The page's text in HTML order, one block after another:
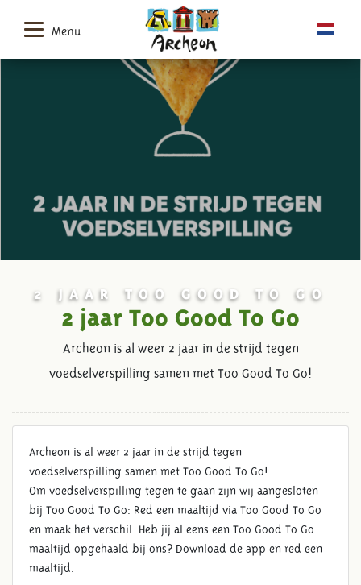
Menu
2 JAAR TOO GOOD TO GO
2 jaar Too Good To Go
Archeon is al weer 2 jaar in de strijd tegen
voedselverspilling samen met Too Good To Go!
Archeon is al weer 2 jaar in de strijd tegen
voedselverspilling samen met Too Good To Go!
Om voedselverspilling tegen te gaan zijn wij aangesloten
bij Too Good To Go: Red een maaltijd via Too Good To Go
en maak het verschil. Heb jij al eens een Too Good To Go
maaltijd opgehaald bij ons? Download de app en red een
maaltijd.